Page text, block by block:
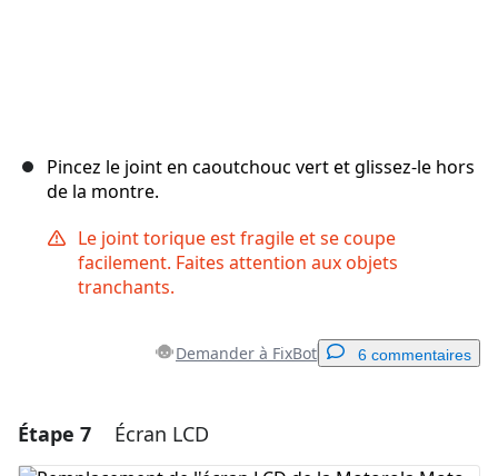
Pincez le joint en caoutchouc vert et glissez-le hors
de la montre.
Le joint torique est fragile et se coupe
facilement. Faites attention aux objets
tranchants.
Demander à FixBot 6 commentaires
Ajouter un commentaire
Étape 7 Écran LCD